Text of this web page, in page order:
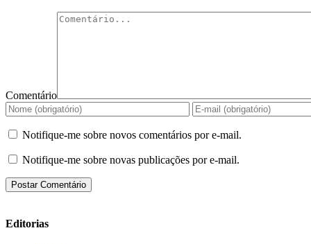
Comentário
Notifique-me sobre novos comentários por e-mail.
Notifique-me sobre novas publicações por e-mail.
Editorias